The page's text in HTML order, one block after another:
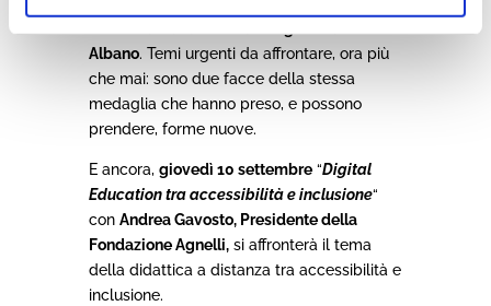
Albano. Temi urgenti da affrontare, ora più
che mai: sono due facce della stessa
medaglia che hanno preso, e possono
prendere, forme nuove.
E ancora, giovedì 10 settembre“Digital
Education tra accessibilità e inclusione“
con Andrea Gavosto, Presidente della
Fondazione Agnelli,si affronterà il tema
della didattica a distanza tra accessibilità e
inclusione.